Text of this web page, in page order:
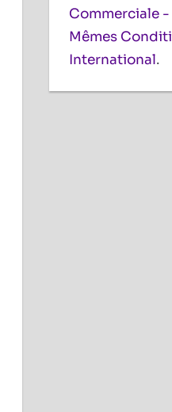
Commerciale
Mêmes
International.